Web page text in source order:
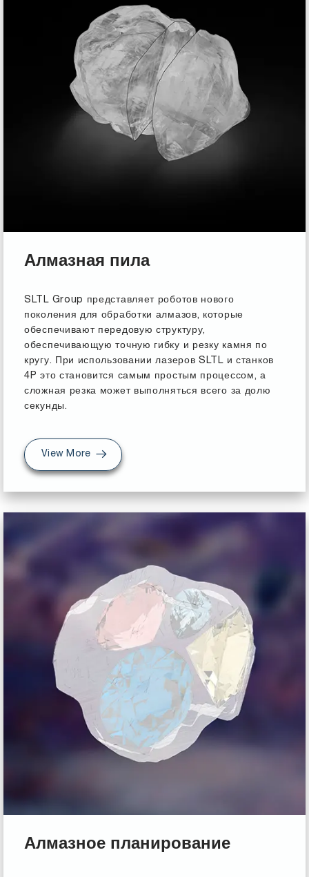
Алмазная пила
SLTL Group представляет роботов нового
поколения для обработки алмазов, которые
обеспечивают передовую структуру,
обеспечивающую точную гибку и резку камня по
кругу. При использовании лазеров SLTL и станков
4P это становится самым простым процессом, а
сложная резка может выполняться всего за долю
секунды.
View More
Алмазное планирование